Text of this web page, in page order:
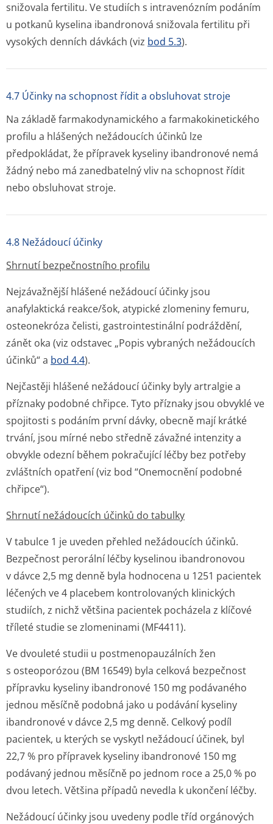
snižovala fertilitu. Ve studiích s intravenózním podáním
u potkanů kyselina ibandronová snižovala fertilitu při
vysokých denních dávkách (viz bod 5.3).
4.7 Účinky na schopnost řídit a obsluhovat stroje
Na základě farmakodynamického a farmakokinetického
profilu a hlášených nežádoucích účinků lze
předpokládat, že přípravek kyseliny ibandronové nemá
žádný nebo má zanedbatelný vliv na schopnost řídit
nebo obsluhovat stroje.
4.8 Nežádoucí účinky
Shrnutí bezpečnostního profilu
Nejzávažnější hlášené nežádoucí účinky jsou
anafylaktická reakce/šok, atypické zlomeniny femuru,
osteonekróza čelisti, gastrointestinální podráždění,
zánět oka (viz odstavec „Popis vybraných nežádoucích
účinků“ a bod 4.4).
Nejčastěji hlášené nežádoucí účinky byly artralgie a
příznaky podobné chřipce. Tyto příznaky jsou obvyklé ve
spojitosti s podáním první dávky, obecně mají krátké
trvání, jsou mírné nebo středně závažné intenzity a
obvykle odezní během pokračující léčby bez potřeby
zvláštních opatření (viz bod “Onemocnění podobné
chřipce“).
Shrnutí nežádoucích účinků do tabulky
V tabulce 1 je uveden přehled nežádoucích účinků.
Bezpečnost perorální léčby kyselinou ibandronovou
v dávce 2,5 mg denně byla hodnocena u 1251 pacientek
léčených ve 4 placebem kontrolovaných klinických
studiích, z nichž většina pacientek pocházela z klíčové
tříleté studie se zlomeninami (MF4411).
Ve dvouleté studii u postmenopau­zálních žen
s osteoporózou (BM 16549) byla celková bezpečnost
přípravku kyseliny ibandronové 150 mg podávaného
jednou měsíčně podobná jako u podávání kyseliny
ibandronové v dávce 2,5 mg denně. Celkový podíl
pacientek, u kterých se vyskytl nežádoucí účinek, byl
22,7 % pro přípravek kyseliny ibandronové 150 mg
podávaný jednou měsíčně po jednom roce a 25,0 % po
dvou letech. Většina případů nevedla k ukončení léčby.
Nežádoucí účinky jsou uvedeny podle tříd orgánových